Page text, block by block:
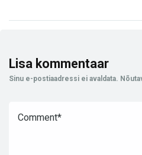
Lisa kommentaar
Sinu e-postiaadressi ei avaldata.